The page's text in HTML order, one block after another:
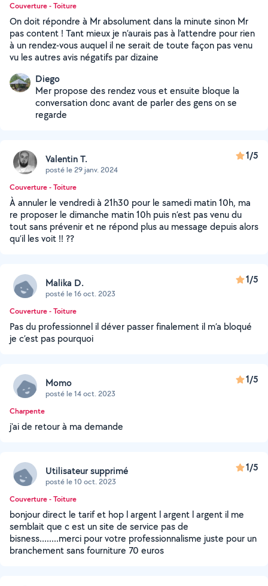
Couverture - Toiture
On doit répondre à Mr absolument dans la minute sinon Mr
pas content ! Tant mieux je n’aurais pas à l’attendre pour rien
à un rendez-vous auquel il ne serait de toute façon pas venu
vu les autres avis négatifs par dizaine
Diego
Mer propose des rendez vous et ensuite bloque la
conversation donc avant de parler des gens on se
regarde
Valentin T.
posté le 29 janv. 2024
1/5
Couverture - Toiture
À annuler le vendredi à 21h30 pour le samedi matin 10h, ma
re proposer le dimanche matin 10h puis n’est pas venu du
tout sans prévenir et ne répond plus au message depuis alors
qu’il les voit !! ??
Malika D.
posté le 16 oct. 2023
1/5
Couverture - Toiture
Pas du professionnel il déver passer finalement il m’a bloqué
je c’est pas pourquoi
Momo
posté le 14 oct. 2023
1/5
Charpente
j'ai de retour à ma demande
Utilisateur supprimé
posté le 10 oct. 2023
1/5
Couverture - Toiture
bonjour direct le tarif et hop l argent l argent l argent il me
semblait que c est un site de service pas de
bisness........merci pour votre professionnalisme juste pour un
branchement sans fourniture 70 euros